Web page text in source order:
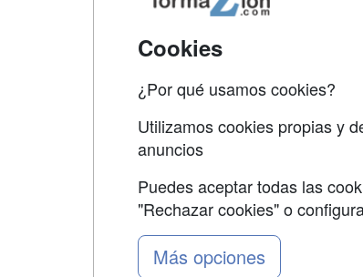
Grupo formazion:
Cookies
¿Por qué usamos cookies?
Utilizamos cookies propias y
anuncios
Puedes aceptar todas las
"Rechazar cookies" o
Más opciones